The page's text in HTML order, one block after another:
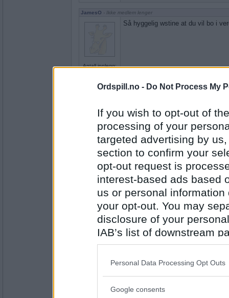
Ordspill.no - Do Not Process My
If you wish to opt-out of
processing of your
targeted advertising by
section to confirm your
opt-out request is
interest-based ads based
us or personal
your opt-out. You may
disclosure of your
IAB’s list of downstream
also be disclosed by us
Downstream Participants
Please note that this
Personal Data Processing Opt Outs
Google consents
JamesO - Ikke medlem lenger
Antall innlegg:
Så hyggelig wstine at du vil bo i
- Ikke medlem lenger
Antall innlegg:
Er du vaksinert mot svineinfluensa?
Persilleblad
Antall innlegg:
174
Nei.
Er du glad i å reise?
Jeg er mer glad i å komme fram.